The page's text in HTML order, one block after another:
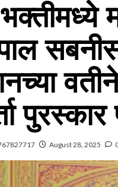
पुरस्कार
August 28, 2025